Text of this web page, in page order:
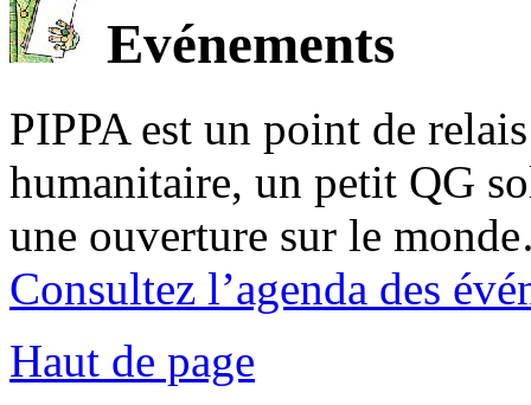
Evénements
PIPPA est un point de
humanitaire, un petit QG
une ouverture sur le
Consultez l’agenda des
Haut de page